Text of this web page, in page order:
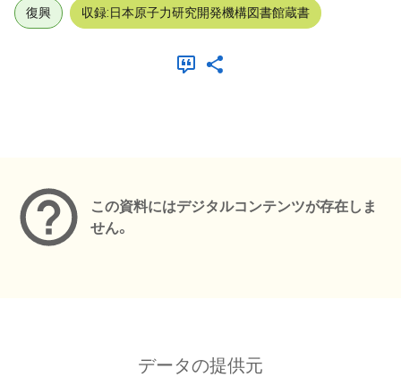
復興 収録:日本原子力研究開発機構図書館蔵書
この資料にはデジタルコンテンツが存在しま
せん。
データの提供元